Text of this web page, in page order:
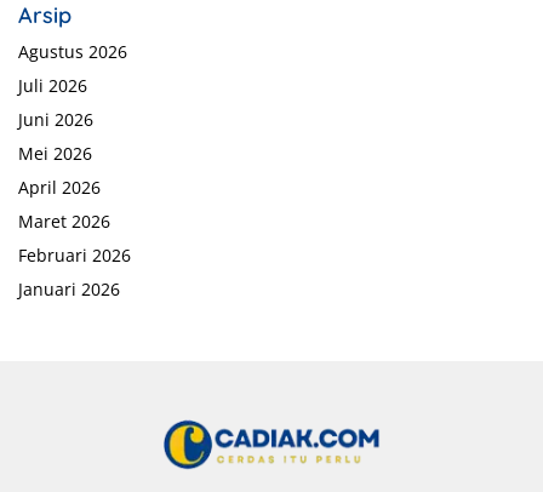
Arsip
Agustus 2026
Juli 2026
Juni 2026
Mei 2026
April 2026
Maret 2026
Februari 2026
Januari 2026